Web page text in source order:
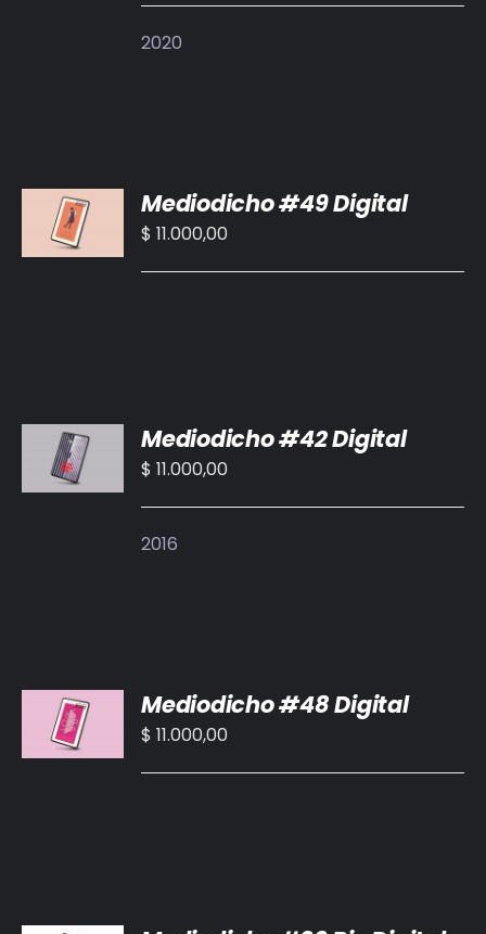
2020
AL
CARRITO
/
Mediodicho #49 Digital
$ 11.000,00
AL
CARRITO
/
Mediodicho #42 Digital
$ 11.000,00
2016
AL
CARRITO
/
Mediodicho #48 Digital
$ 11.000,00